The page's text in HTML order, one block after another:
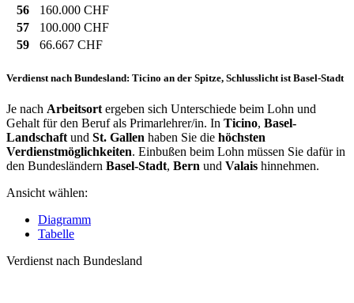
56
160.000 CHF
57
100.000 CHF
59
66.667 CHF
Verdienst nach Bundesland: Ticino an der Spitze, Schlusslicht ist Basel-Stadt
Je nach Arbeitsort ergeben sich Unterschiede beim Lohn und
Gehalt für den Beruf als Primarlehrer/in. In Ticino, Basel-
Landschaft und St. Gallen haben Sie die höchsten
Verdienstmöglichkeiten. Einbußen beim Lohn müssen Sie dafür in
den Bundesländern Basel-Stadt, Bern und Valais hinnehmen.
Ansicht wählen:
Diagramm
Tabelle
Verdienst nach Bundesland